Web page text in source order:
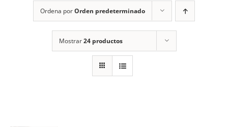
Sobre Nosotros
Cursos
Masters
Ordena porOrden predeterminado
Mostrar24 productos